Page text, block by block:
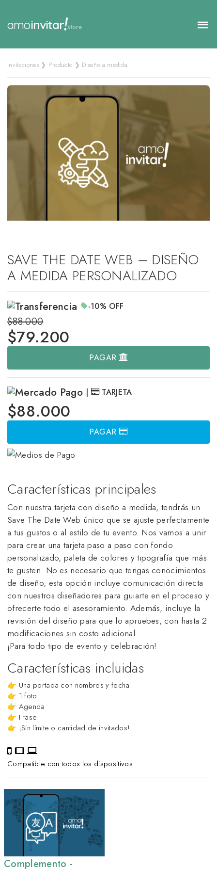
amoinvitar!store
Invitaciones ❯ Producto ❯ Diseño a medida
SAVE THE DATE WEB – DISEÑO
A MEDIDA PERSONALIZADO
-10% OFF
$88.000
$79.200
PAGAR
| TARJETA
$88.000
PAGAR
Características principales
Con nuestra tarjeta con diseño a medida, tendrás un
Save The Date Web único que se ajuste perfectamente
a tus gustos o al estilo de tu evento. Nos vamos a unir
para crear una tarjeta paso a paso con fondo
personalizado, paleta de colores y tipografía que más
te gusten. No es necesario que tengas conocimientos
de diseño, esta opción incluye comunicación directa
con nuestros diseñadores para guiarte en el proceso y
ofrecerte todo el asesoramiento. Además, incluye la
revisión del diseño para que lo apruebes, con hasta 2
modificaciones sin costo adicional.
¡Para todo tipo de evento y celebración!
Características incluidas
👉 Una portada con nombres y fecha
👉 1 foto
👉 Agenda
👉 Frase
👉 ¡Sin límite o cantidad de invitados!
Compatible con todos los dispositivos
Complemento -